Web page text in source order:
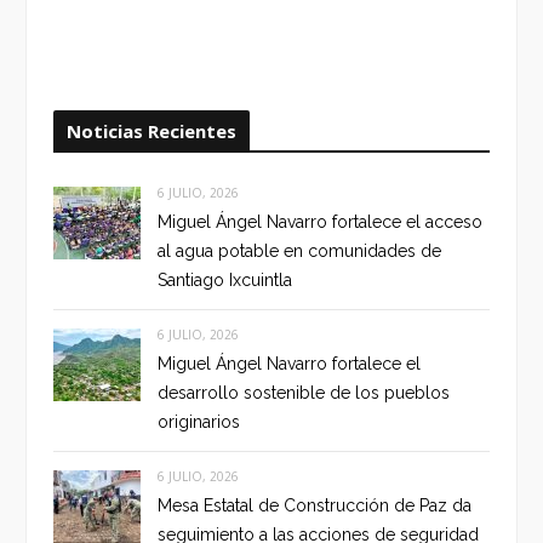
Noticias Recientes
6 JULIO, 2026
Miguel Ángel Navarro fortalece el acceso
al agua potable en comunidades de
Santiago Ixcuintla
6 JULIO, 2026
Miguel Ángel Navarro fortalece el
desarrollo sostenible de los pueblos
originarios
6 JULIO, 2026
Mesa Estatal de Construcción de Paz da
seguimiento a las acciones de seguridad